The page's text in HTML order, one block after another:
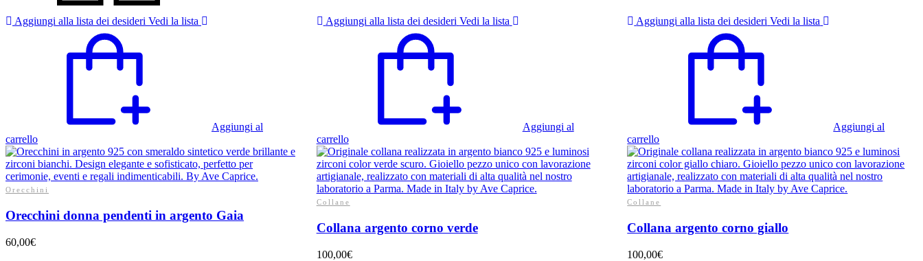
Aggiungi alla lista dei desideri Vedi la lista
Aggiungi al
carrello
Orecchini
Orecchini donna pendenti in argento Gaia
60,00€
Aggiungi alla lista dei desideri Vedi la lista
Aggiungi al
carrello
Collane
Collana argento corno verde
100,00€
Aggiungi alla lista dei desideri Vedi la lista
Aggiungi al
carrello
Collane
Collana argento corno giallo
100,00€